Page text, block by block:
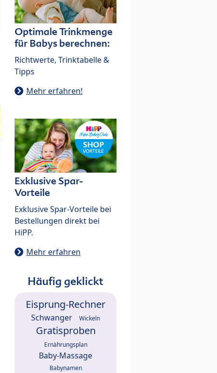
Optimale Trinkmenge
für Babys berechnen:
Richtwerte, Trinktabelle &
Tipps
Mehr erfahren!
Exklusive Spar-
Vorteile
Exklusive Spar-Vorteile bei
Bestellungen direkt bei
HiPP.
Mehr erfahren
Häufig geklickt
Eisprung-Rechner
Schwanger Wickeln
Gratisproben
Ernährungsplan
Baby-Massage
Babynamen